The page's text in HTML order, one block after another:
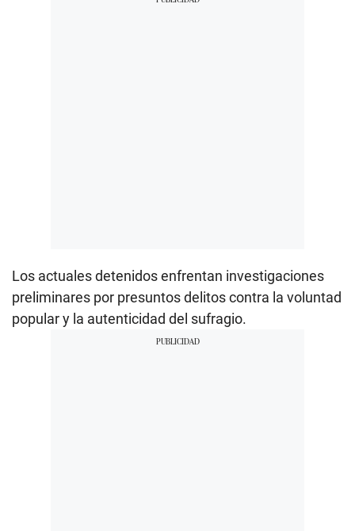
Los actuales detenidos enfrentan investigaciones
preliminares por presuntos delitos contra la voluntad
popular y la autenticidad del sufragio.